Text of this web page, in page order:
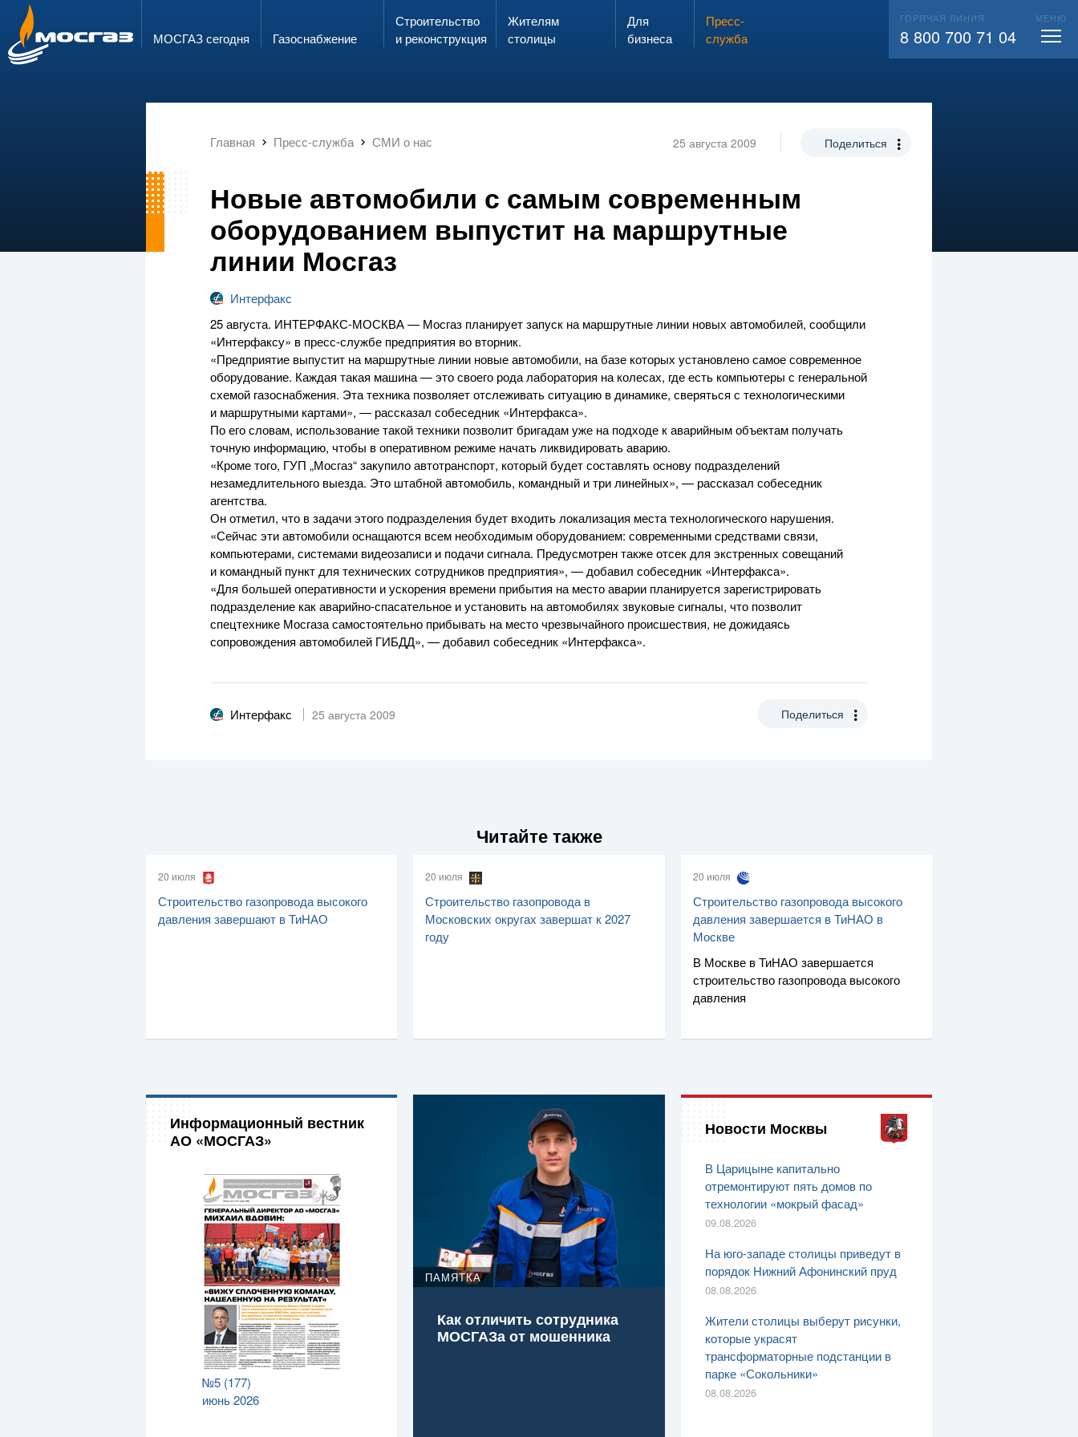
Запах газа?
ЗВОНИ 104 ВЫЗВАТЬ СЛЕСАРЯ
ГОРЯЧАЯ ЛИНИЯ
8 800 700 71 04 info@mos-gaz.ru
МОСГАЗ сегодня Газо­снабжение
Строительство
и реконструкция
Жителям
столицы
Для
бизнеса
Пресс-
служба
ГОРЯЧАЯ ЛИНИЯ
8 800 700 71 04
МЕНЮ
Главная Пресс-служба СМИ о нас 25 августа 2009 Поделиться
Новые автомобили с самым современным
оборудованием выпустит на маршрутные
линии Мосгаз
Интерфакс
25 августа. ИНТЕРФАКС-МОСКВА— Мосгаз планирует запуск на маршрутные линии новых автомобилей, сообщили
«Интерфаксу» в пресс-службе предприятия во вторник.
«Предприятие выпустит на маршрутные линии новые автомобили, на базе которых установлено самое современное
оборудование. Каждая такая машина — это своего рода лаборатория на колесах, где есть компьютеры с генеральной
схемой газоснабжения. Эта техника позволяет отслеживать ситуацию в динамике, сверяться с технологическими
и маршрутными картами», — рассказал собеседник «Интерфакса».
По его словам, использование такой техники позволит бригадам уже на подходе к аварийным объектам получать
точную информацию, чтобы в оперативном режиме начать ликвидировать аварию.
«Кроме того, ГУП „Мосгаз“ закупило автотранспорт, который будет составлять основу подразделений
незамедлительного выезда. Это штабной автомобиль, командный и три линейных», — рассказал собеседник
агентства.
Он отметил, что в задачи этого подразделения будет входить локализация места технологического нарушения.
«Сейчас эти автомобили оснащаются всем необходимым оборудованием: современными средствами связи,
компьютерами, системами видеозаписи и подачи сигнала. Предусмотрен также отсек для экстренных совещаний
и командный пункт для технических сотрудников предприятия», — добавил собеседник «Интерфакса».
«Для большей оперативности и ускорения времени прибытия на место аварии планируется зарегистрировать
подразделение какаварийно-спасательное и установить на автомобилях звуковые сигналы, что позволит
спецтехнике Мосгаза самостоятельно прибывать на место чрезвычайного происшествия, не дожидаясь
сопровождения автомобилей ГИБДД», — добавил собеседник «Интерфакса».
Интерфакс 25 августа 2009 Поделиться
Читайте также
20 июля
Строительство газопровода высокого
давления завершают в ТиНАО
20 июля
Строительство газопровода в
Московских округах завершат к 2027
году
20 июля
Строительство газопровода высокого
давления завершается в ТиНАО в
Москве
В Москве в ТиНАО завершается
строительство газопровода высокого
давления
Информационный вестник
АО «МОСГАЗ»
№5 (177)
июнь 2026
ПАМЯТКА
Как отличить сотрудника
МОСГАЗа от мошенника
Новости Москвы
В Царицыне капитально
отремонтируют пять домов по
технологии «мокрый фасад»
09.08.2026
На юго-западе столицы приведут в
порядок Нижний Афонинский пруд
08.08.2026
Жители столицы выберут рисунки,
которые украсят
трансформаторные подстанции в
парке «Сокольники»
08.08.2026